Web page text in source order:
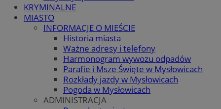
KRYMINALNE
MIASTO
INFORMACJE O MIEŚCIE
Historia miasta
Ważne adresy i telefony
Harmonogram wywozu odpadów
Parafie i Msze Święte w Mysłowicach
Rozkłady jazdy w Mysłowicach
Pogoda w Mysłowicach
ADMINISTRACJA